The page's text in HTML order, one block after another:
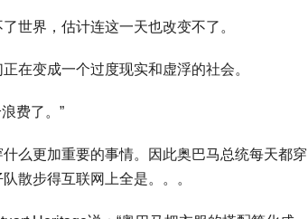
世界，估计连这一天也改变不了。
在变成一个过度现实和虚浮的社会。
费了。”
么更加重要的事情。因此奥巴马总统每天都穿
散步得互联网上全是。。。